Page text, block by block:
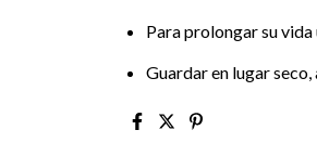
Para prolongar su
Guardar en lugar